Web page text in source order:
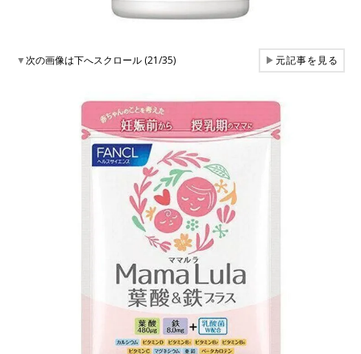
▼次の画像は下へスクロール (21/35) ▶元記事を見る